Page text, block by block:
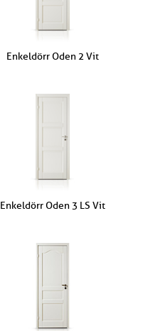
Enkeldörr Oden 2 Vit
Enkeldörr Oden 3 LS Vit